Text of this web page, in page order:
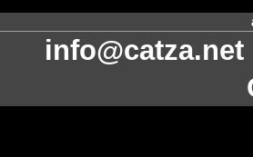
info@catza.net